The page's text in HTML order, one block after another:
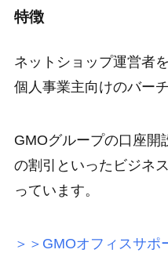
特徴
ネットショップ運営者
個人事業主向けのバー
GMOグループの口座開
の割引といった ビジネ
っています。
＞＞GMOオフィスサポ